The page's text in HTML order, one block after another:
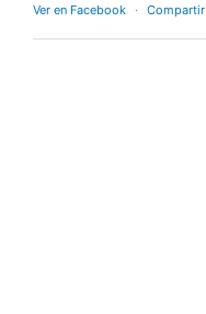
Ver en Facebook · Compartir